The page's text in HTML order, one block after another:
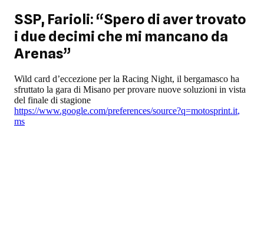
SSP, Farioli: “Spero di aver trovato
i due decimi che mi mancano da
Arenas”
Wild card d’eccezione per la Racing Night, il bergamasco ha
sfruttato la gara di Misano per provare nuove soluzioni in vista
del finale di stagione
https://www.google.com/preferences/source?q=motosprint.it,
ms